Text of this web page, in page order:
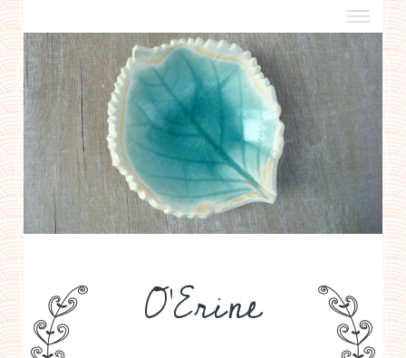
O'Erine
a propos
boutiques de créateurs
contact
politique de confidentialité